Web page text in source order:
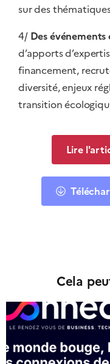
sur des
4/ Des
d’apports
financement,
diversité, enjeux
transition
Lire
Cela